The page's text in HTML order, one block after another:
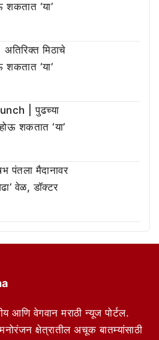
शकतात ‘या’
मिठाचे
शकतात ‘या’
| पुढच्या
शकतात ‘या’
मैदानावर
वेळ, डॉक्टर
आणि वेगवान मराठी न्यूज पोर्टल.
क्षेत्रातील अचूक बातम्यांसाठी